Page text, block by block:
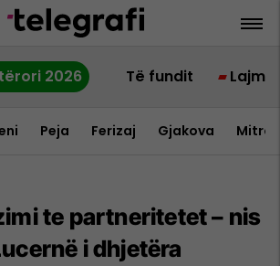
2026 Të fundit Lajme
Peja Ferizaj Gjakova
te partneritetet – nis
i dhjetëra